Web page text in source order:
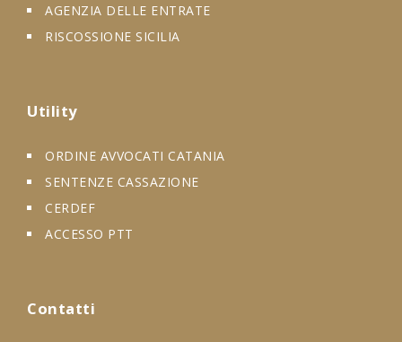
AGENZIA DELLE ENTRATE
RISCOSSIONE SICILIA
Utility
ORDINE AVVOCATI CATANIA
SENTENZE CASSAZIONE
CERDEF
ACCESSO PTT
Contatti